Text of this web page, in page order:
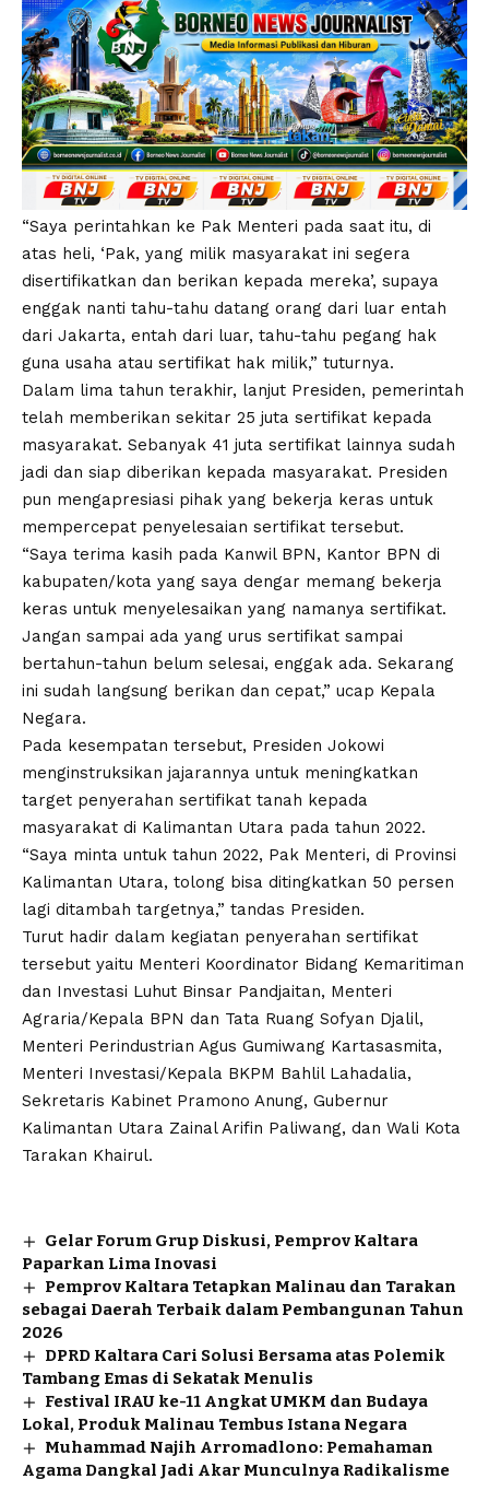
“Saya perintahkan ke Pak Menteri pada saat itu, di
atas heli, ‘Pak, yang milik masyarakat ini segera
disertifikatkan dan berikan kepada mereka’, supaya
enggak nanti tahu-tahu datang orang dari luar entah
dari Jakarta, entah dari luar, tahu-tahu pegang hak
guna usaha atau sertifikat hak milik,” tuturnya.
Dalam lima tahun terakhir, lanjut Presiden, pemerintah
telah memberikan sekitar 25 juta sertifikat kepada
masyarakat. Sebanyak 41 juta sertifikat lainnya sudah
jadi dan siap diberikan kepada masyarakat. Presiden
pun mengapresiasi pihak yang bekerja keras untuk
mempercepat penyelesaian sertifikat tersebut.
“Saya terima kasih pada Kanwil BPN, Kantor BPN di
kabupaten/kota yang saya dengar memang bekerja
keras untuk menyelesaikan yang namanya sertifikat.
Jangan sampai ada yang urus sertifikat sampai
bertahun-tahun belum selesai, enggak ada. Sekarang
ini sudah langsung berikan dan cepat,” ucap Kepala
Negara.
Pada kesempatan tersebut, Presiden Jokowi
menginstruksikan jajarannya untuk meningkatkan
target penyerahan sertifikat tanah kepada
masyarakat di Kalimantan Utara pada tahun 2022.
“Saya minta untuk tahun 2022, Pak Menteri, di Provinsi
Kalimantan Utara, tolong bisa ditingkatkan 50 persen
lagi ditambah targetnya,” tandas Presiden.
Turut hadir dalam kegiatan penyerahan sertifikat
tersebut yaitu Menteri Koordinator Bidang Kemaritiman
dan Investasi Luhut Binsar Pandjaitan, Menteri
Agraria/Kepala BPN dan Tata Ruang Sofyan Djalil,
Menteri Perindustrian Agus Gumiwang Kartasasmita,
Menteri Investasi/Kepala BKPM Bahlil Lahadalia,
Sekretaris Kabinet Pramono Anung, Gubernur
Kalimantan Utara Zainal Arifin Paliwang, dan Wali Kota
Tarakan Khairul.
Gelar Forum Grup Diskusi, Pemprov Kaltara
Paparkan Lima Inovasi
Pemprov Kaltara Tetapkan Malinau dan Tarakan
sebagai Daerah Terbaik dalam Pembangunan Tahun
2026
DPRD Kaltara Cari Solusi Bersama atas Polemik
Tambang Emas di Sekatak Menulis
Festival IRAU ke-11 Angkat UMKM dan Budaya
Lokal, Produk Malinau Tembus Istana Negara
Muhammad Najih Arromadlono: Pemahaman
Agama Dangkal Jadi Akar Munculnya Radikalisme